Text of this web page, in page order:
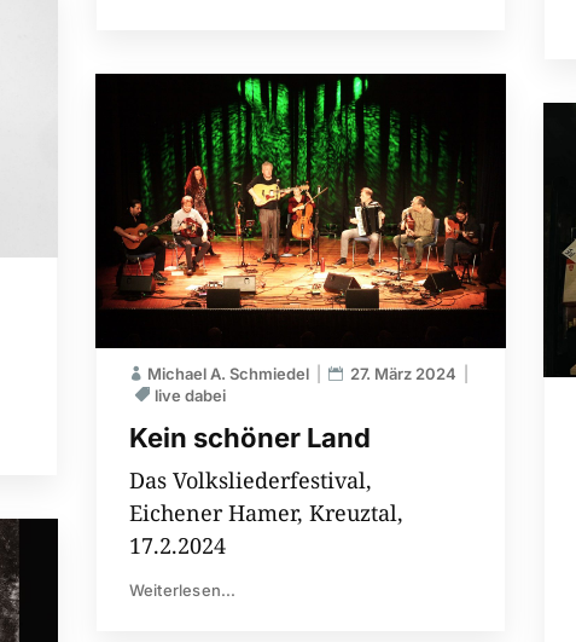
Kein schöner Land
Michael A. Schmiedel
27. März 2024
live dabei
Das Volksliederfestival,
Eichener Hamer, Kreuztal,
17.2.2024
Weiterlesen...